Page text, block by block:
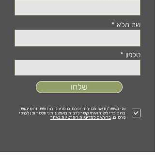
שם מלא
טלפון
שלחו
אני מאשר/ת את מסירת הפרטים מרצוני החופשי והשימוש
בהם כדי ליצור איתי קשר לרבות באמצעות ניוזלטר וכן לצרכי
פרסום.בהתאם למדיניות הפרטיות באתר